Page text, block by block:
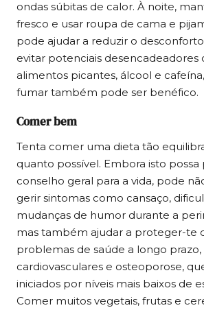
ondas súbitas de calor. À noite,
fresco e usar roupa de cama e
pode ajudar a reduzir o
evitar potenciais desencadeadores
alimentos picantes, álcool e
fumar também pode ser benéfico.
Comer bem
Tenta comer uma dieta tão
quanto possível. Embora isto
conselho geral para a vida, pode
gerir sintomas como cansaço,
mudanças de humor durante a
mas também ajudar a proteger-te
problemas de saúde a longo
cardiovasculares e osteoporose,
iniciados por níveis mais baixos de
Comer muitos vegetais, frutas e